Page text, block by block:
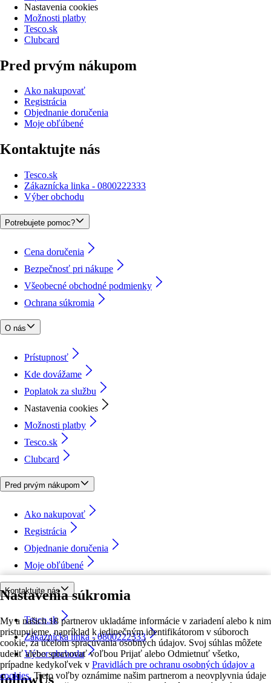
Nastavenia súkromia
My a našich 18 partnerov ukladáme informácie v zariadení alebo k nim
pristupujeme, napríklad k jedinečným identifikátorom v súboroch
cookie, za účelom spracúvania osobných údajov. Svoj súhlas môžete
udeliť alebo spravovať voľbou Prijať alebo Odmietnuť všetko,
prípadne kedykoľvek v Pravidlách pre ochranu osobných údajov a
cookies. Tieto voľby oznámime našim partnerom a neovplyvnia údaje
Nastavenia cookies
Možnosti platby
Tesco.sk
Clubcard
Pred prvým nákupom
Ako nakupovať
Registrácia
Objednanie doručenia
Moje obľúbené
Kontaktujte nás
Tesco.sk
Zákaznícka linka - 0800222333
Výber obchodu
Potrebujete pomoc?
Cena doručenia
Bezpečnosť pri nákupe
Všeobecné obchodné podmienky
Ochrana súkromia
O nás
Prístupnosť
Kde dovážame
Poplatok za službu
Nastavenia cookies
Možnosti platby
Tesco.sk
Clubcard
Pred prvým nákupom
Ako nakupovať
Registrácia
Objednanie doručenia
Moje obľúbené
Kontaktujte nás
Tesco.sk
Zákaznícka linka - 0800222333
Výber obchodu
followUs